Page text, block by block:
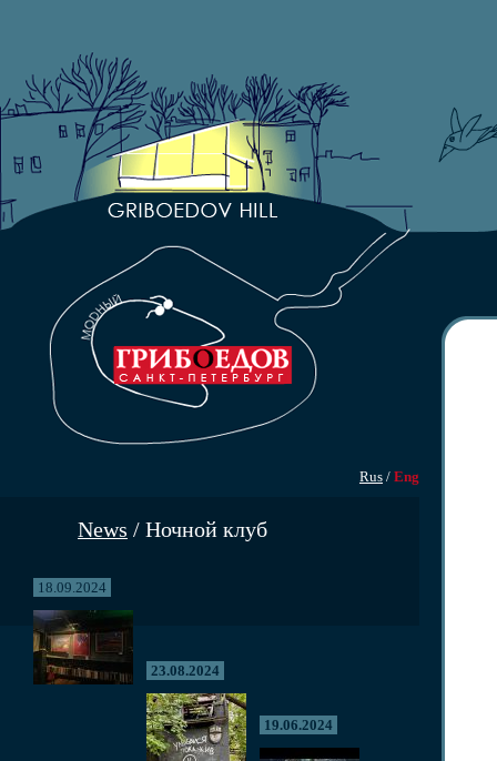
Rus / Eng
News / Ночной клуб
18.09.2024
23.08.2024
19.06.2024